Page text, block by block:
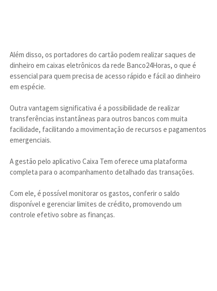
Além disso, os portadores do cartão podem realizar saques de
dinheiro em caixas eletrônicos da rede Banco24Horas, o que é
essencial para quem precisa de acesso rápido e fácil ao dinheiro
em espécie.
Outra vantagem significativa é a possibilidade de realizar
transferências instantâneas para outros bancos com muita
facilidade, facilitando a movimentação de recursos e pagamentos
emergenciais.
A gestão pelo aplicativo Caixa Tem oferece uma plataforma
completa para o acompanhamento detalhado das transações.
Com ele, é possível monitorar os gastos, conferir o saldo
disponível e gerenciar limites de crédito, promovendo um
controle efetivo sobre as finanças.